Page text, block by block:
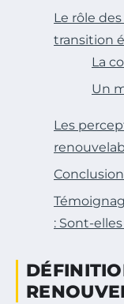
Le rôle
transition
La
Un
Les
: Sont-